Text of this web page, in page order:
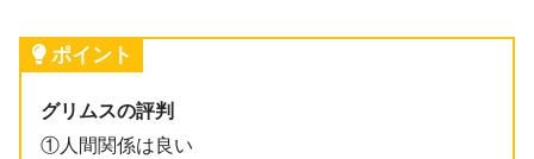
ポイント
グリムスの評判
①人間関係は良い